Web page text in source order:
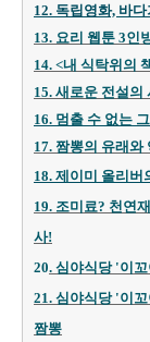
12. 독립영화, 바
13. 요리 웹툰 3인
14. <내 식탁위의
15. 새로운 전설의
16. 멈출 수 없는
17. 짬뽕의 유래와
18. 제이미 올리버
19. 조미료? 천연
사!
20. 심야식당 '이
21. 심야식당 '이
짬뽕